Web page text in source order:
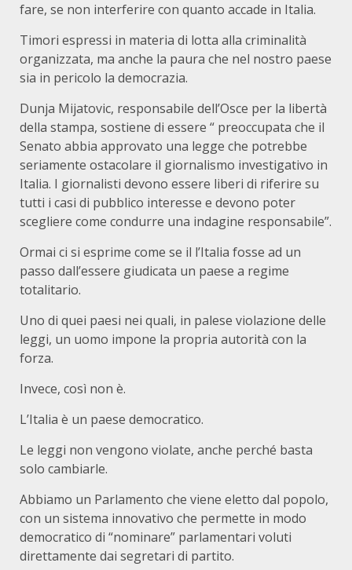
fare, se non interferire con quanto accade in Italia.
Timori espressi in materia di lotta alla criminalità
organizzata, ma anche la paura che nel nostro paese
sia in pericolo la democrazia.
Dunja Mijatovic, responsabile dell’Osce per la libertà
della stampa, sostiene di essere “ preoccupata che il
Senato abbia approvato una legge che potrebbe
seriamente ostacolare il giornalismo investigativo in
Italia. I giornalisti devono essere liberi di riferire su
tutti i casi di pubblico interesse e devono poter
scegliere come condurre una indagine responsabile”.
Ormai ci si esprime come se il l’Italia fosse ad un
passo dall’essere giudicata un paese a regime
totalitario.
Uno di quei paesi nei quali, in palese violazione delle
leggi, un uomo impone la propria autorità con la
forza.
Invece, così non è.
L’Italia è un paese democratico.
Le leggi non vengono violate, anche perché basta
solo cambiarle.
Abbiamo un Parlamento che viene eletto dal popolo,
con un sistema innovativo che permette in modo
democratico di “nominare” parlamentari voluti
direttamente dai segretari di partito.